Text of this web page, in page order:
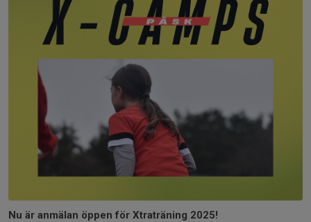
Nu är anmälan öppen för Xtraträning 2025!